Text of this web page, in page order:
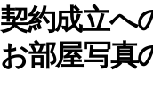
契約成立へ
お部屋写真